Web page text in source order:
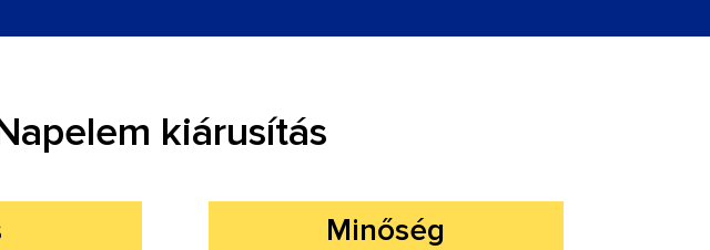
kiárusítás
Minőség